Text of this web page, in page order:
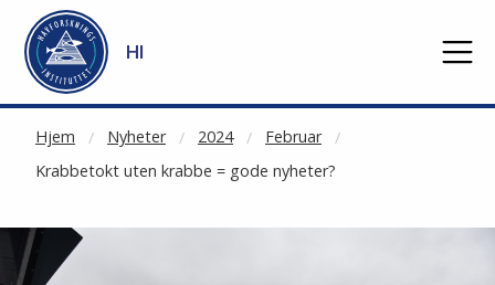
Gå til hovedinnhold
HI
Hjem Nyheter 2024
Februar
Krabbetokt uten krabbe = gode nyheter?
NOT CACHED